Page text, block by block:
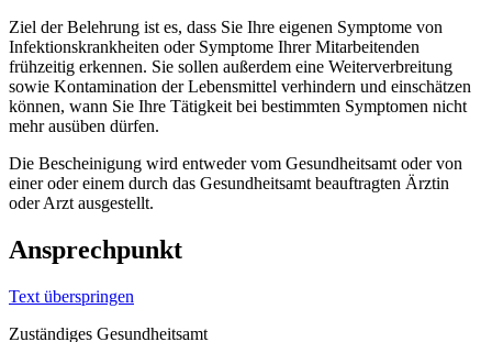
Ziel der Belehrung ist es, dass Sie Ihre eigenen Symptome von
Infektionskrankheiten oder Symptome Ihrer Mitarbeitenden
frühzeitig erkennen. Sie sollen außerdem eine Weiterverbreitung
sowie Kontamination der Lebensmittel verhindern und einschätzen
können, wann Sie Ihre Tätigkeit bei bestimmten Symptomen nicht
mehr ausüben dürfen.
Die Bescheinigung wird entweder vom Gesundheitsamt oder von
einer oder einem durch das Gesundheitsamt beauftragten Ärztin
oder Arzt ausgestellt.
Ansprechpunkt
Text überspringen
Zuständiges Gesundheitsamt